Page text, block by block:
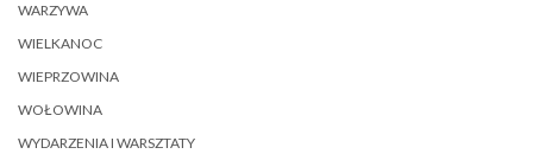
WARZYWA
WIELKANOC
WIEPRZOWINA
WOŁOWINA
WYDARZENIA I WARSZTATY